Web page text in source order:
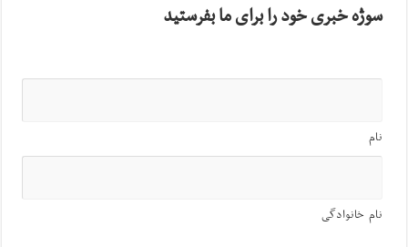
سوژه خبری خود را برای ما بفرستید
نام
نام خانوادگی